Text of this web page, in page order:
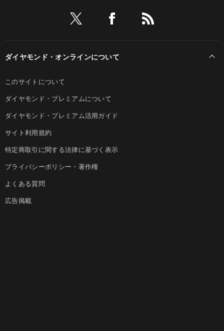
ダイヤモンド・オンラインについて
このサイトについて
ダイヤモンド・プレミアムについて
ダイヤモンド・プレミアム活用ガイド
サイト利用規約
特定商取引に関する法律に基づく表示
プライバシーポリシー・著作権
よくある質問
広告掲載